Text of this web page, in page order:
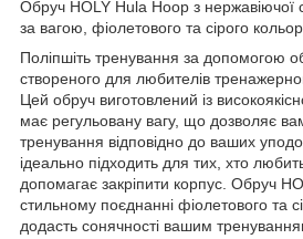
Обруч HOLY Hula Hoop з нержавіючої
за вагою, фіолетового та сірого
Поліпшіть тренування за допомогою
створеного для любителів
Цей обруч виготовлений із
має регульовану вагу, що дозволяє
тренування відповідно до ваших
ідеально підходить для тих, хто
допомагає закріпити корпус. Обруч
стильному поєднанні фіолетового та
додасть сонячності вашим